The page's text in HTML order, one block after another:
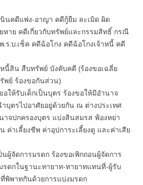
นคดีแพ่ง-อาญา คดีกู้ยืม ละเมิด ผิด
หาย คดีเกี่ยวกับทรัพย์และกรรมสิทธิ์ กรณี
ร.บ.เช็ค คดีฉ้อโกง คดีฉ้อโกงเจ้าหนี้ คดี
นี้สิน สืบทรัพย์ บังคับคดี (ร้องขอเฉลี่ย
พย์ ร้องขอกันส่วน)
ให้รับเด็กเป็นบุตร ร้องขอให้มีอำนาจ
บุตรไปอาศัยอยู่ด้วยกัน ณ ต่างประเทศ
าจปกครองบุตร แบ่งสินสมรส ฟ้องหย่า
ค่าเลี้ยงชีพ ค่าอุปการะเลี้ยงดู และค่าเสีย
ผู้จัดการมรดก ร้องขอเพิกถอนผู้จัดการ
รดกในฐานะทายาท-ทายาทแทนที่-ผู้รับ
พิพาทกันด้วยการแบ่งมรดก